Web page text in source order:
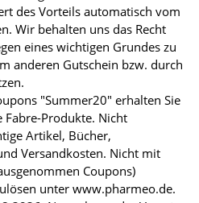
des Vorteils automatisch vom
Wir behalten uns das Recht
eines wichtigen Grundes zu
anderen Gutschein bzw. durch
"Summer20" erhalten Sie
Fabre-Produkte. Nicht
Artikel, Bücher,
Versandkosten. Nicht mit
Coupons)
unter www.pharmeo.de.